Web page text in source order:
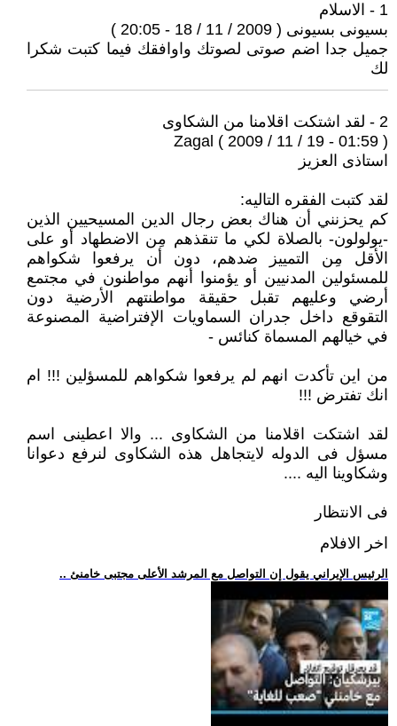
1 - الاسلام
بسيونى بسيونى ( 2009 / 11 / 18 - 20:05 )
جميل جدا اضم صوتى لصوتك واوافقك فيما كتبت شكرا
لك
2 - لقد اشتكت اقلامنا من الشكاوى
Zagal ( 2009 / 11 / 19 - 01:59 )
استاذى العزيز
لقد كتبت الفقره التاليه:
كم يحزنني أن هناك بعض رجال الدين المسيحيين الذين
-يولولون- بالصلاة لكي ما تنقذهم مِن الاضطهاد أو على
الأقل مِن التمييز ضدهم، دون أن يرفعوا شكواهم
للمسئولين المدنيين أو يؤمنوا أنهم مواطنون في مجتمع
أرضي وعليهم تقبل حقيقة مواطنتهم الأرضية دون
التقوقع داخل جدران السماويات الإفتراضية المصنوعة
في خيالهم المسماة كنائس -
من اين تأكدت انهم لم يرفعوا شكواهم للمسؤلين !!! ام
انك تفترض !!!
لقد اشتكت اقلامنا من الشكاوى ... والا اعطينى اسم
مسؤل فى الدوله لايتجاهل هذه الشكاوى لنرفع دعوانا
وشكاوينا اليه ....
فى الانتظار
اخر الافلام
.. الرئيس الإيراني يقول إن التواصل مع المرشد الأعلى مجتبى خامنئ